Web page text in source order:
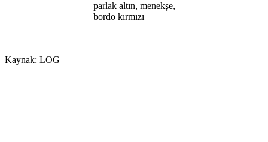
parlak altın, menekşe,
bordo kırmızı
Kaynak: LOG